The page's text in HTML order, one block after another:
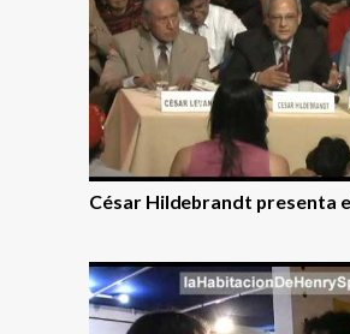
César Hildebrandt presenta